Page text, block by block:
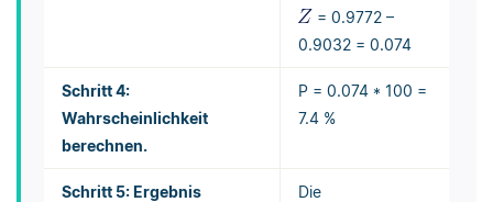
= 0.9772 –
0.9032 = 0.074
Schritt 4:
Wahrscheinlichkeit
berechnen.
P = 0.074 * 100 =
7.4 %
Schritt 5: Ergebnis
Die